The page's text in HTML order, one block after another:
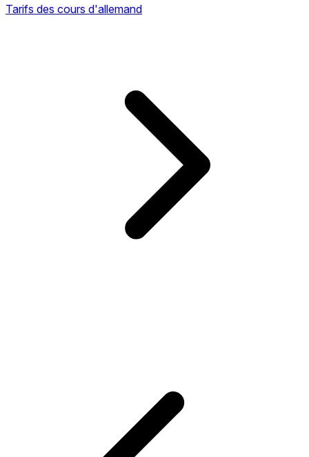
Tarifs des cours d'allemand